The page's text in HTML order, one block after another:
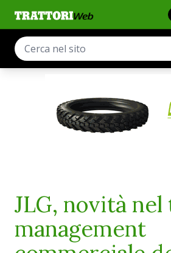
JLG, novità nel
management